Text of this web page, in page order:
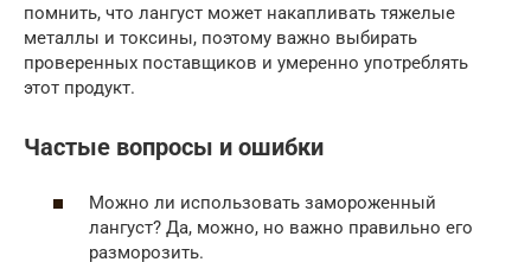
помнить, что лангуст может накапливать тяжелые
металлы и токсины, поэтому важно выбирать
проверенных поставщиков и умеренно употреблять
этот продукт.
Частые вопросы и ошибки
Можно ли использовать замороженный
лангуст? Да, можно, но важно правильно его
разморозить.